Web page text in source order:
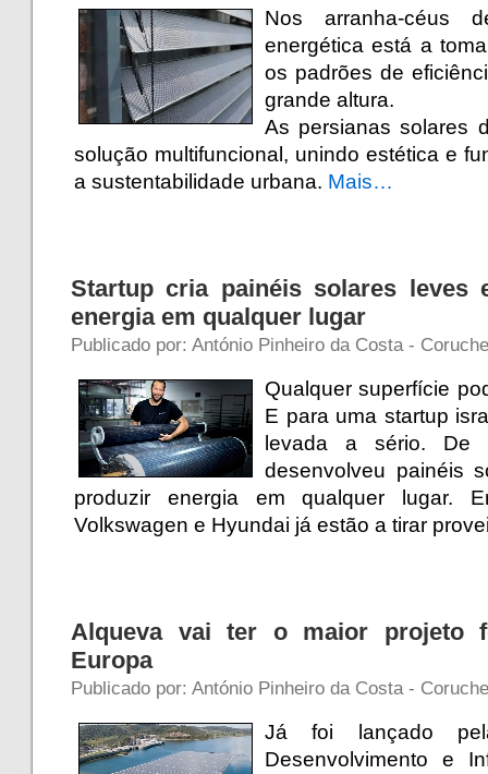
Nos arranha-céus
energética está a
os padrões de
grande altura.
As persianas solares
solução multifuncional, unindo estética e
a sustentabilidade urbana. Mais…
Startup cria painéis solares leves
energia em qualquer lugar
Publicado por: António Pinheiro da Costa -
Qualquer superfície
E para uma startup
levada a sério. De
desenvolveu painéis
produzir energia em qualquer lugar.
Volkswagen e Hyundai já estão a tirar
Alqueva vai ter o maior projeto
Europa
Publicado por: António Pinheiro da Costa -
Já foi lançado
Desenvolvimento e